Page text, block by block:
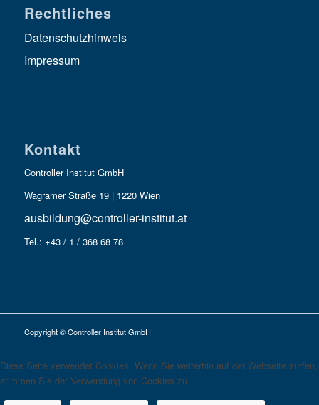
Rechtliches
Datenschutzhinweis
Impressum
Kontakt
Controller Institut GmbH
Wagramer Straße 19 | 1220 Wien
ausbildung@controller-institut.at
Tel.: +43 / 1 / 368 68 78
Copyright © Controller Institut GmbH
Diese Seite verwendet Cookies. Wenn Sie weiterhin auf der Webseite surfen,
stimmen Sie der Verwendung von Cookies zu.